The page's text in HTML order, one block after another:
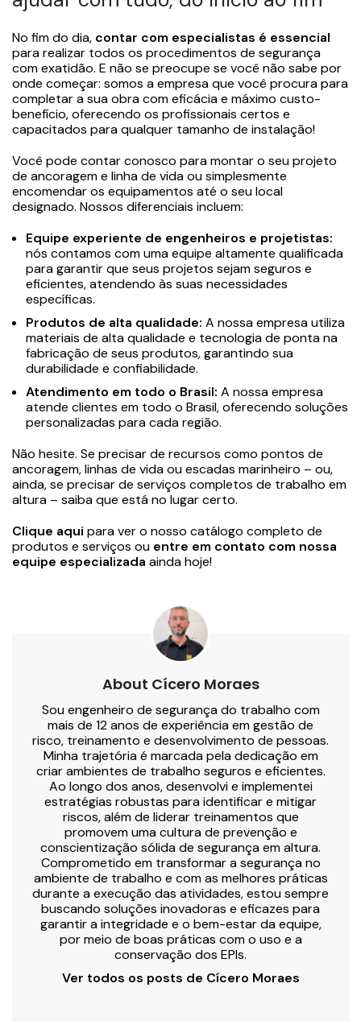
No fim do dia, contar com especialistas é essencial
para realizar todos os procedimentos de segurança
com exatidão. E não se preocupe se você não sabe por
onde começar: somos a empresa que você procura para
completar a sua obra com eficácia e máximo custo-
benefício, oferecendo os profissionais certos e
capacitados para qualquer tamanho de instalação!
Você pode contar conosco para montar o seu projeto
de ancoragem e linha de vida ou simplesmente
encomendar os equipamentos até o seu local
designado. Nossos diferenciais incluem:
Equipe experiente de engenheiros e projetistas:
nós contamos com uma equipe altamente qualificada
para garantir que seus projetos sejam seguros e
eficientes, atendendo às suas necessidades
específicas.
Produtos de alta qualidade: A nossa empresa utiliza
materiais de alta qualidade e tecnologia de ponta na
fabricação de seus produtos, garantindo sua
durabilidade e confiabilidade.
Atendimento em todo o Brasil: A nossa empresa
atende clientes em todo o Brasil, oferecendo soluções
personalizadas para cada região.
Não hesite. Se precisar de recursos como pontos de
ancoragem, linhas de vida ou escadas marinheiro – ou,
ainda, se precisar de serviços completos de trabalho em
altura – saiba que está no lugar certo.
Clique aqui para ver o nosso catálogo completo de
produtos e serviços ou entre em contato com nossa
equipe especializada ainda hoje!
About Cícero Moraes
Sou engenheiro de segurança do trabalho com
mais de 12 anos de experiência em gestão de
risco, treinamento e desenvolvimento de pessoas.
Minha trajetória é marcada pela dedicação em
criar ambientes de trabalho seguros e eficientes.
Ao longo dos anos, desenvolvi e implementei
estratégias robustas para identificar e mitigar
riscos, além de liderar treinamentos que
promovem uma cultura de prevenção e
conscientização sólida de segurança em altura.
Comprometido em transformar a segurança no
ambiente de trabalho e com as melhores práticas
durante a execução das atividades, estou sempre
buscando soluções inovadoras e eficazes para
garantir a integridade e o bem-estar da equipe,
por meio de boas práticas com o uso e a
conservação dos EPIs.
Ver todos os posts de Cícero Moraes